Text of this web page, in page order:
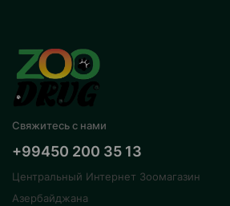
Свяжитесь с нами
+99450 200 35 13
Центральный Интернет Зоомагазин
Азербайджана